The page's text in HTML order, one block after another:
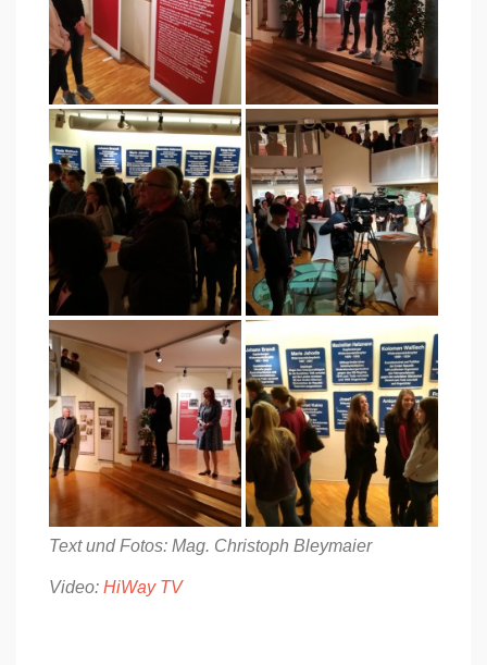
Text und Fotos: Mag. Christoph Bleymaier
Video: HiWay TV